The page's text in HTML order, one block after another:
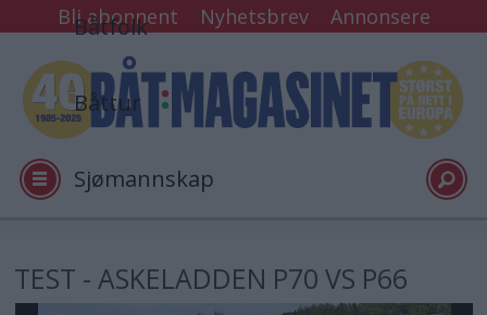
Bli abonnent Nyhetsbrev Annonsere
Båtfolk
Båttur
Sjømannskap
TEST - ASKELADDEN P70 VS P66